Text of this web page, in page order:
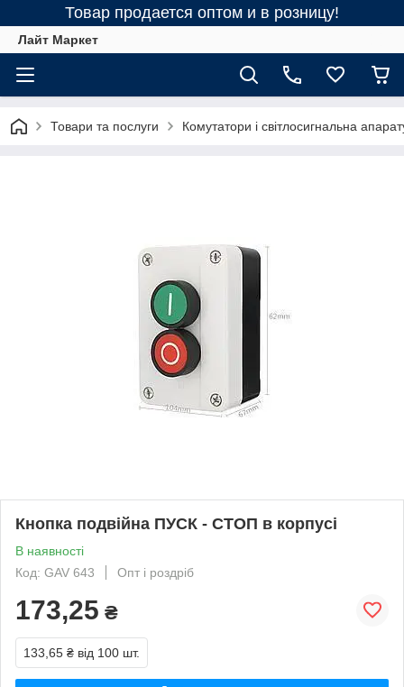
Товар продается оптом и в розницу!
Лайт Маркет
Товари та послуги Комутатори і світлосигнальна
Кнопка подвійна ПУСК - СТОП в корпусі
В наявності
Код: GAV 643
Опт і роздріб
173,25 ₴
133,65 ₴ від 100 шт.